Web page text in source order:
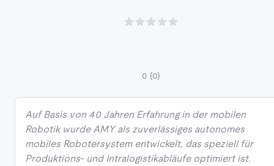
0 (0)
Auf Basis von 40 Jahren Erfahrung in der mobilen
Robotik wurde AMY als zuverlässiges autonomes
mobiles Robotersystem entwickelt, das speziell für
Produktions- und Intralogistikabläufe optimiert ist.